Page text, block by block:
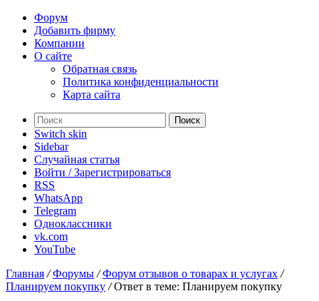
Форум
Добавить фирму
Компании
О сайте
Обратная связь
Политика конфиденциальности
Карта сайта
Поиск
Switch skin
Sidebar
Случайная статья
Войти / Зарегистрироваться
RSS
WhatsApp
Telegram
Одноклассники
vk.com
YouTube
Главная / Форумы / Форум отзывов о товарах и услугах /
Планируем покупку / Ответ в теме: Планируем покупку